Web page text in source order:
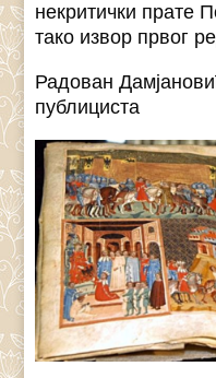
некритички прате
тако извор првог
Радован
публициста